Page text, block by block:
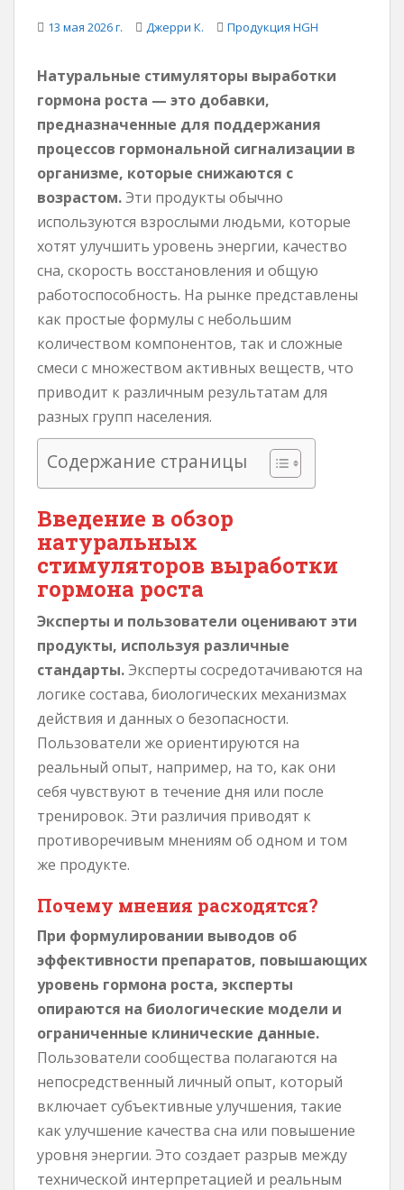
13 мая 2026 г. Джерри К. Продукция HGH
Натуральные стимуляторы выработки
гормона роста — это добавки,
предназначенные для поддержания
процессов гормональной сигнализации в
организме, которые снижаются с
возрастом. Эти продукты обычно
используются взрослыми людьми, которые
хотят улучшить уровень энергии, качество
сна, скорость восстановления и общую
работоспособность. На рынке представлены
как простые формулы с небольшим
количеством компонентов, так и сложные
смеси с множеством активных веществ, что
приводит к различным результатам для
разных групп населения.
Содержание страницы
Введение в обзор
натуральных
стимуляторов выработки
гормона роста
Эксперты и пользователи оценивают эти
продукты, используя различные
стандарты. Эксперты сосредотачиваются на
логике состава, биологических механизмах
действия и данных о безопасности.
Пользователи же ориентируются на
реальный опыт, например, на то, как они
себя чувствуют в течение дня или после
тренировок. Эти различия приводят к
противоречивым мнениям об одном и том
же продукте.
Почему мнения расходятся?
При формулировании выводов об
эффективности препаратов, повышающих
уровень гормона роста, эксперты
опираются на биологические модели и
ограниченные клинические данные.
Пользователи сообщества полагаются на
непосредственный личный опыт, который
включает субъективные улучшения, такие
как улучшение качества сна или повышение
уровня энергии. Это создает разрыв между
технической интерпретацией и реальным